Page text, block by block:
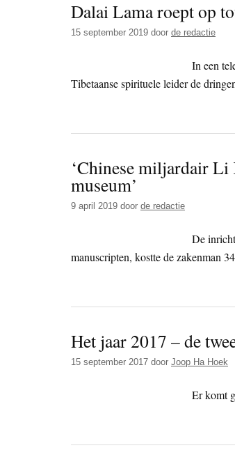
Dalai Lama roept op
15 september 2019 door de redactie
In een
Tibetaanse spirituele leider de
‘Chinese miljardair
museum’
9 april 2019 door de redactie
De
manuscripten, kostte de zakenman
Het jaar 2017 – de
15 september 2017 door Joop Ha Hoek
Er komt